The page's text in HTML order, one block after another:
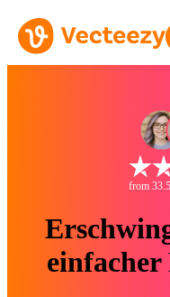
from
einfacher